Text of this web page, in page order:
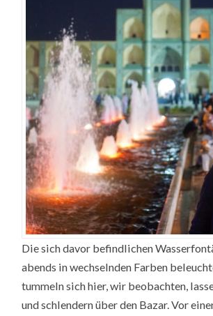
Die sich davor befindlichen
abends in wechselnden Farben
tummeln sich hier, wir beobachten,
und schlendern über den Bazar. Vor